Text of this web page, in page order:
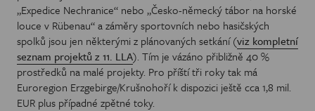
„Expedice Nechranice“ nebo „Česko-německý tábor na horské
louce v Rübenau“ a záměry sportovních nebo hasičských
spolků jsou jen některými z plánovaných setkání (viz kompletní
seznam projektů z 11. LLA). Tím je vázáno přibližně 40 %
prostředků na malé projekty. Pro příští tři roky tak má
Euroregion Erzgebirge/Krušnohoří k dispozici ještě cca 1,8 mil.
EUR plus případné zpětné toky.